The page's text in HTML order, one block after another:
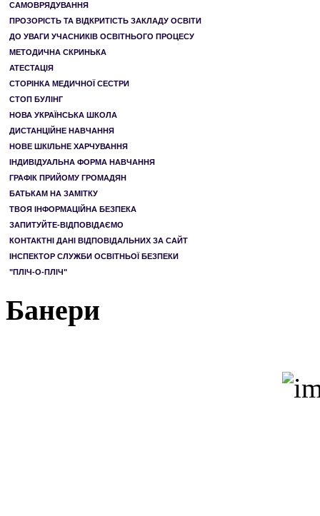
САМОВРЯДУВАННЯ
ПРОЗОРІСТЬ ТА ВІДКРИТІСТЬ ЗАКЛАДУ ОСВІТИ
ДО УВАГИ УЧАСНИКІВ ОСВІТНЬОГО ПРОЦЕСУ
МЕТОДИЧНА СКРИНЬКА
АТЕСТАЦІЯ
СТОРІНКА МЕДИЧНОЇ СЕСТРИ
СТОП БУЛІНГ
НОВА УКРАЇНСЬКА ШКОЛА
ДИСТАНЦІЙНЕ НАВЧАННЯ
НОВЕ ШКІЛЬНЕ ХАРЧУВАННЯ
ІНДИВІДУАЛЬНА ФОРМА НАВЧАННЯ
ГРАФІК ПРИЙОМУ ГРОМАДЯН
БАТЬКАМ НА ЗАМІТКУ
ТВОЯ ІНФОРМАЦІЙНА БЕЗПЕКА
ЗАПИТУЙТЕ-ВІДПОВІДАЄМО
КОНТАКТНІ ДАНІ ВІДПОВІДАЛЬНИХ ЗА САЙТ
ІНСПЕКТОР СЛУЖБИ ОСВІТНЬОЇ БЕЗПЕКИ
"ПЛІЧ-О-ПЛІЧ"
Банери